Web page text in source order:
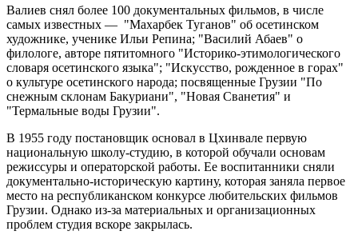
Валиев снял более 100 документальных фильмов, в числе
самых известных — "Махарбек Туганов" об осетинском
художнике, ученике Ильи Репина; "Василий Абаев" о
филологе, авторе пятитомного "Историко-этимологического
словаря осетинского языка"; "Искусство, рожденное в горах"
о культуре осетинского народа; посвященные Грузии "По
снежным склонам Бакуриани", "Новая Сванетия" и
"Термальные воды Грузии".
В 1955 году постановщик основал в Цхинвале первую
национальную школу-студию, в которой обучали основам
режиссуры и операторской работы. Ее воспитанники сняли
документально-историческую картину, которая заняла первое
место на республиканском конкурсе любительских фильмов
Грузии. Однако из-за материальных и организационных
проблем студия вскоре закрылась.